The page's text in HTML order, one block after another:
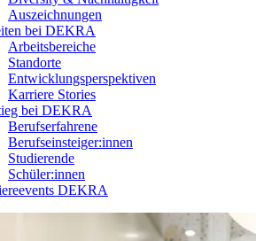
Auszeichnungen
bei DEKRA
Arbeitsbereiche
Standorte
Entwicklungsperspektiven
Karriere Stories
bei DEKRA
Berufserfahrene
Berufseinsteiger:innen
Studierende
Schüler:innen
DEKRA